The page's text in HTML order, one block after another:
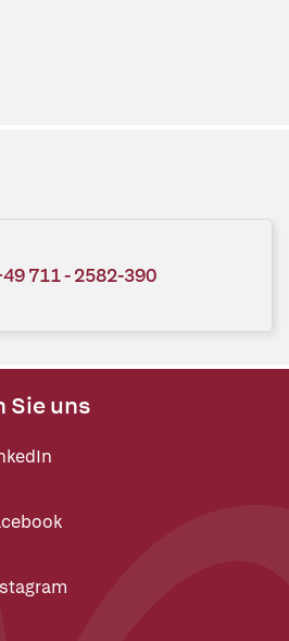
711 - 2582-390
Sie uns